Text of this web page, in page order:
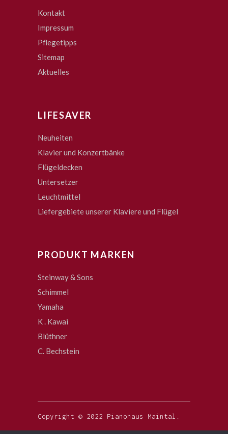
Kontakt
Impressum
Pflegetipps
Sitemap
Aktuelles
LIFESAVER
Neuheiten
Klavier und Konzertbänke
Flügeldecken
Untersetzer
Leuchtmittel
Liefergebiete unserer Klaviere und Flügel
PRODUKT MARKEN
Steinway & Sons
Schimmel
Yamaha
K . Kawai
Blüthner
C. Bechstein
Copyright © 2022 Pianohaus Maintal.